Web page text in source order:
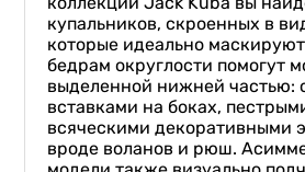
купальников, скроенных в
которые идеально
бедрам округлости помогут
выделенной нижней частью:
вставками на боках,
всяческими декоративными
вроде воланов и рюш.